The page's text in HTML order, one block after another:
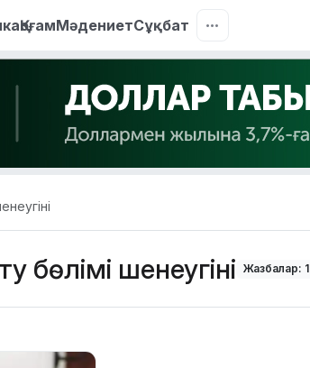
ҚоғамМәдениетСұқбат
бөлімі шенеугіні Жазбалар: 1